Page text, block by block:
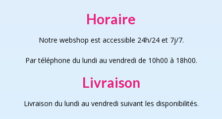
Horaire
Notre webshop est accessible 24h/24 et 7j/7.
Par téléphone du lundi au vendredi de 10h00 à 18h00.
Livraison
Livraison du lundi au vendredi suivant les disponibilités.